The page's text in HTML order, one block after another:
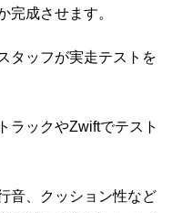
完成させます。
タッフが実走テストを
ラックやZwiftでテスト
音、クッション性など